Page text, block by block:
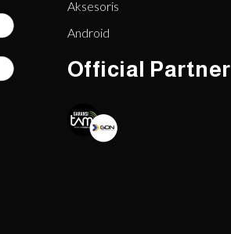
Aksesoris
Android
Official Partner